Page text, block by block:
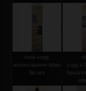
stola sogg.
annunciazione telaio
filo oro
figura